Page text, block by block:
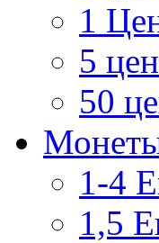
1
5
50
1-4
1,5